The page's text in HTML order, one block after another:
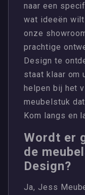
naar een
wat ideeën
onze
prachtige
Design te
staat klaar om
helpen bij het
meubelstuk
Kom langs en
Wordt er
de
Design?
Ja, Jess